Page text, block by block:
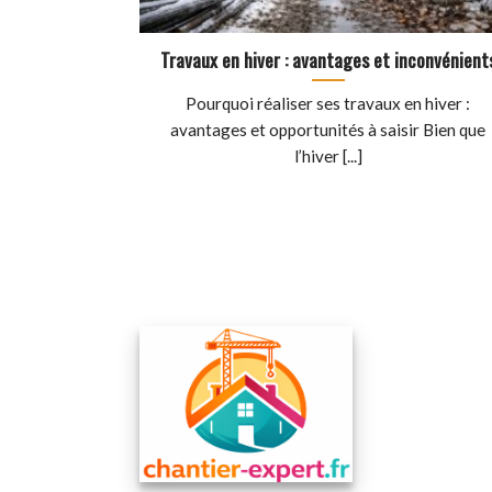
Travaux en hiver : avantages et
Pourquoi réaliser ses travaux en hiver :
avantages et opportunités à saisir Bien que
l’hiver [...]